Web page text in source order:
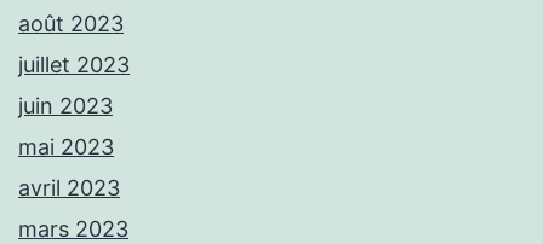
août 2023
juillet 2023
juin 2023
mai 2023
avril 2023
mars 2023